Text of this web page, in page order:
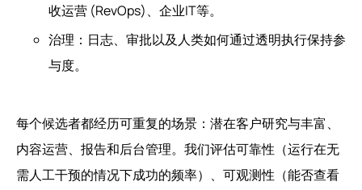
收运营 (RevOps)、企业IT等。
治理：日志、审批以及人类如何通过透明执行保持参
与度。
每个候选者都经历可重复的场景：潜在客户研究与丰富、
内容运营、报告和后台管理。我们评估可靠性（运行在无
需人工干预的情况下成功的频率）、可观测性（能否查看